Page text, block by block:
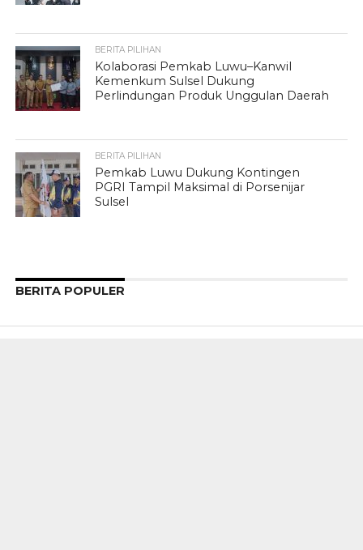
BERITA PILIHAN
Kolaborasi Pemkab Luwu–Kanwil
Kemenkum Sulsel Dukung
Perlindungan Produk Unggulan Daerah
BERITA PILIHAN
Pemkab Luwu Dukung Kontingen
PGRI Tampil Maksimal di Porsenijar
Sulsel
BERITA POPULER